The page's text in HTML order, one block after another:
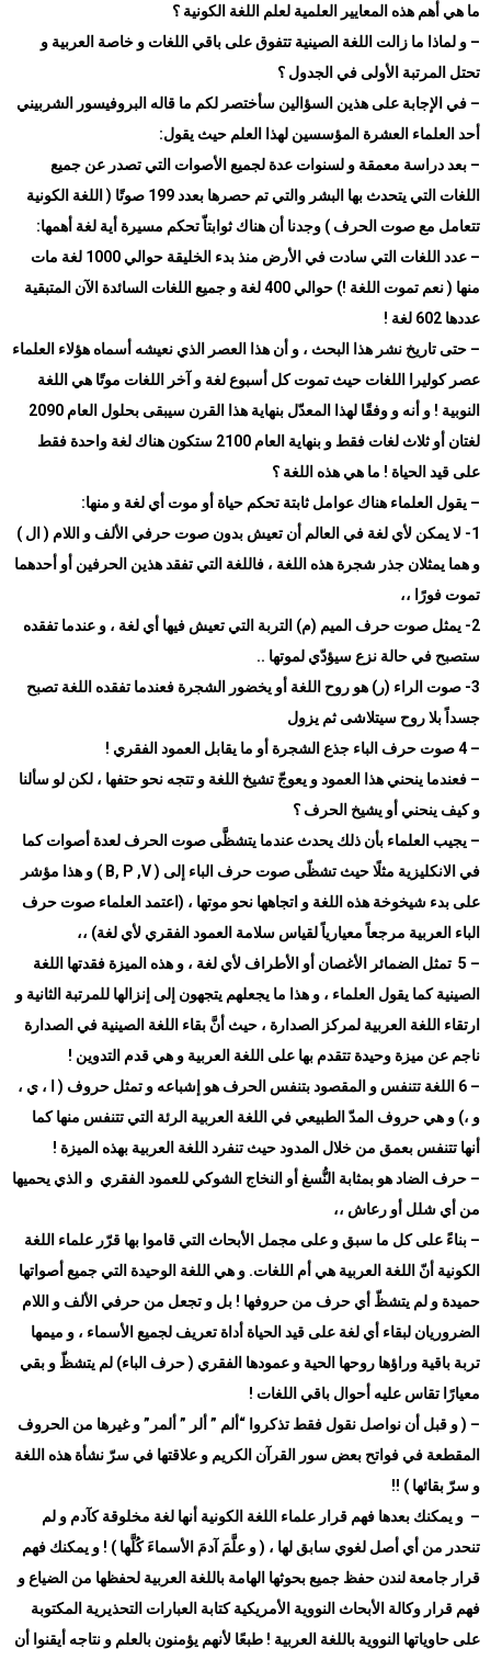
ما هي أهم هذه المعايير العلمية لعلم اللغة الكونية ؟
– و لماذا ما زالت اللغة الصينية تتفوق على باقي اللغات و خاصة العربية و
تحتل المرتبة الأولى في الجدول ؟
– في الإجابة على هذين السؤالين سأختصر لكم ما قاله البروفيسور الشربيني
أحد العلماء العشرة المؤسسين لهذا العلم حيث يقول:
– بعد دراسة معمقة و لسنوات عدة لجميع الأصوات التي تصدر عن جميع
اللغات التي يتحدث بها البشر والتي تم حصرها بعدد 199 صوتًا ( اللغة الكونية
تتعامل مع صوت الحرف ) وجدنا أن هناك ثوابتاّ تحكم مسيرة أية لغة أهمها:
–
عدد اللغات التي سادت في الأرض منذ بدء الخليقة حوالي 1000 لغة مات
منها ( نعم تموت اللغة !) حوالي 400 لغة و جميع اللغات السائدة الآن المتبقية
عددها 602 لغة
!
– حتى تاريخ نشر هذا البحث ، و أن هذا العصر الذي نعيشه أسماه هؤلاء العلماء
عصر كوليرا اللغات حيث تموت كل أسبوع لغة و آخر اللغات موتًا هي اللغة
النوبية ! و أنه و وفقًا لهذا المعدّل بنهاية هذا القرن سيبقى بحلول العام 2090
لغتان أو ثلاث لغات فقط و بنهاية العام 2100 ستكون هناك لغة واحدة فقط
على قيد الحياة ! ما هي هذه اللغة ؟
– يقول العلماء هناك عوامل ثابتة تحكم حياة أو موت أي لغة و منها:
1-
لا يمكن لأي لغة في العالم أن تعيش بدون صوت حرفي الألف و اللام ( ال )
و هما يمثلان جذر شجرة هذه اللغة ، فاللغة التي تفقد هذين الحرفين أو أحدهما
تموت فورًا ،،
2-
يمثل صوت حرف الميم (م) التربة التي تعيش فيها أي لغة ، و عندما تفقده
ستصبح في حالة نزع سيؤدّي لموتها ..
3- صوت الراء (ر) هو روح اللغة أو يخضور الشجرة فعندما تفقده اللغة تصبح
جسداً بلا روح سيتلاشى ثم يزول
–
4صوت حرف الباء جذع الشجرة أو ما يقابل العمود الفقري !
– فعندما ينحني هذا العمود و يعوجّ تشيخ اللغة و تتجه نحو حتفها ، لكن لو سألنا
و كيف ينحني أو يشيخ الحرف ؟
– يجيب العلماء بأن ذلك يحدث عندما يتشظَّى صوت الحرف لعدة أصوات كما
في الانكليزية مثلًا حيث تشظّى صوت حرف الباء إلى ( B, P ,V )
و هذا مؤشر
على بدء شيخوخة هذه اللغة و اتجاهها نحو موتها ، (اعتمد العلماء صوت حرف
الباء العربية مرجعاً معيارياً لقياس سلامة العمود الفقري لأي لغة) ،،
–
5 تمثل الضمائر الأغصان أو الأطراف لأي لغة ، و هذه الميزة فقدتها اللغة
الصينية كما يقول العلماء ، و هذا ما يجعلهم يتجهون إلى إنزالها للمرتبة الثانية و
ارتقاء اللغة العربية لمركز الصدارة ، حيث أنَّ بقاء اللغة الصينية في الصدارة
ناجم عن ميزة وحيدة تتقدم بها على اللغة العربية و هي قدم التدوين !
–
6 اللغة تتنفس و المقصود بتنفس الحرف هو إشباعه و تمثل حروف ( ا ، ي ،
و ،) و هي حروف المدّ الطبيعي في اللغة العربية الرئة التي تتنفس منها كما
أنها تتنفس بعمق من خلال المدود حيث تنفرد اللغة العربية بهذه الميزة !
– حرف الضاد هو بمثابة النُّسغ أو النخاج الشوكي للعمود الفقري و الذي يحميها
من أي شلل أو رعاش ،،
– بناءً على كل ما سبق و على مجمل الأبحاث التي قاموا بها قرّر علماء اللغة
الكونية أنّ اللغة العربية هي أم اللغات. و هي اللغة الوحيدة التي جميع أصواتها
حميدة و لم يتشظّ أي حرف من حروفها ! بل و تجعل من حرفي الألف و اللام
الضروريان لبقاء أي لغة على قيد الحياة أداة تعريف لجميع الأسماء ، و ميمها
تربة باقية وراؤها روحها الحية و عمودها الفقري ( حرف الباء) لم يتشظّ و بقي
معيارًا تقاس عليه أحوال باقي اللغات !
– (و قبل أن نواصل نقول فقط تذكروا “ألم ” ألر ” ألمر” و غيرها من الحروف
المقطعة في فواتح بعض سور القرآن الكريم و علاقتها في سرّ نشأة هذه اللغة
و سرّ بقائها ) !!
– و يمكنك بعدها فهم قرار علماء اللغة الكونية أنها لغة مخلوقة كآدم و لم
تنحدر من أي أصل لغوي سابق لها ، ( و علَّمَ آدمَ الأسماءَ كُلَّها ) ! و يمكنك فهم
قرار جامعة لندن حفظ جميع بحوثها الهامة باللغة العربية لحفظها من الضياع و
فهم قرار وكالة الأبحاث النووية الأمريكية كتابة العبارات التحذيرية المكتوبة
على حاوياتها النووية باللغة العربية ! طبعًا لأنهم يؤمنون بالعلم و نتاجه أيقنوا أن